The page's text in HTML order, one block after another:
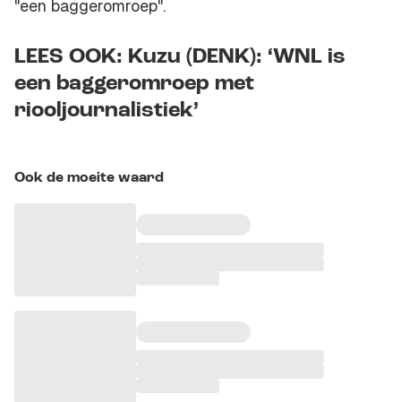
"een baggeromroep".
LEES OOK: Kuzu (DENK): ‘WNL is
een baggeromroep met
riooljournalistiek’
Ook de moeite waard